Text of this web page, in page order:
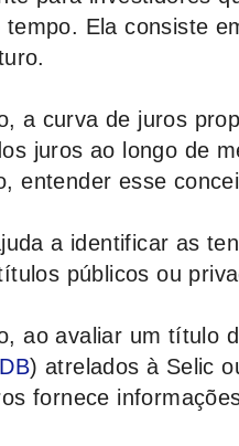
tempo. Ela consiste
a curva de juros
juros ao longo de
entender esse
a identificar as
públicos ou
ao avaliar um título
) atrelados à Selic
fornece